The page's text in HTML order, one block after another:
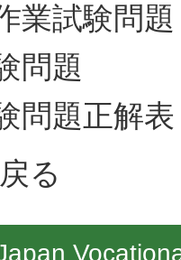
業試験問題
問題
問題正解表
る